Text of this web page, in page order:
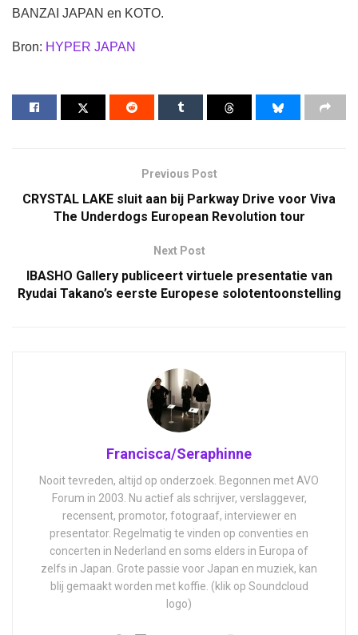
BANZAI JAPAN en KOTO.
Bron: HYPER JAPAN
Previous Post
CRYSTAL LAKE sluit aan bij Parkway Drive voor Viva
The Underdogs European Revolution tour
Next Post
IBASHO Gallery publiceert virtuele presentatie van
Ryudai Takano’s eerste Europese solotentoonstelling
Francisca/Seraphinne
Nooit tevreden, altijd op onderzoek. Begonnen met AVO
Forum in 2003. Nu actief als schrijver, verslaggever,
recensent, promotor, fotograaf, interviewer en
presentator. Regelmatig te vinden op conventies en
concerten in Nederland en soms elders in Europa of
zelfs in Japan. Grote passie voor Japan en muziek, kan
blij gemaakt worden met koffie. (klik op Soundcloud
logo)